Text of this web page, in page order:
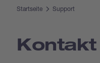
Startseite Support
Kontakt